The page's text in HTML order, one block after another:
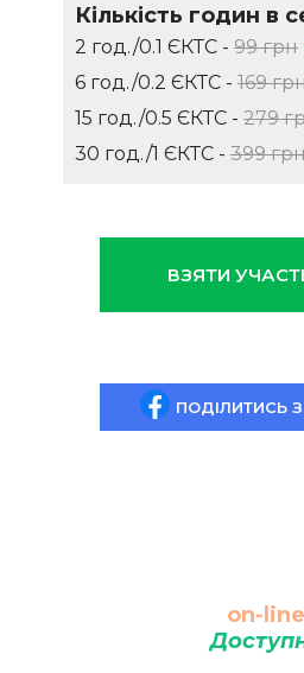
Кількість годин в
2 год./0.1 ЄКТС - 99 грн
6 год./0.2 ЄКТС - 169
15 год./0.5 ЄКТС - 279
30 год./1 ЄКТС - 399
ВЗЯТИ
ПОДІЛИТИСЬ
on-line